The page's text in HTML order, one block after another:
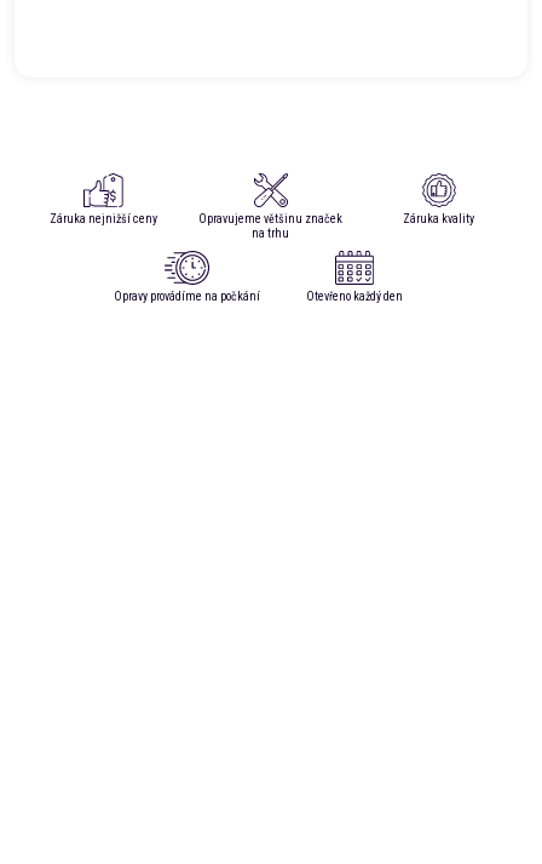
Záruka nejnižší ceny
Opravujeme většinu značek
na trhu
Záruka kvality
Opravy provádíme na počkání Otevřeno každý den